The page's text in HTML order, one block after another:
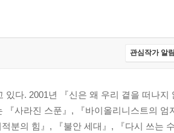
관심작가 알
다. 2001년 『신은 왜 우리 곁을 떠나지
사라진 스푼』, 『바이올리니스트의 엄
분의 힘』, 『불안 세대』, 『다시 쓰는